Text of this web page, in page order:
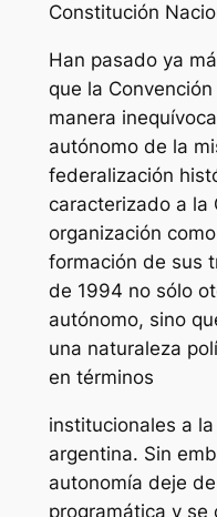
Constitución
Han pasado ya
que la
manera
autónomo de la
federalización
caracterizado a la
organización
formación de sus
de 1994 no sólo
autónomo, sino
una naturaleza
en términos
institucionales a
argentina. Sin
autonomía deje
programática y se